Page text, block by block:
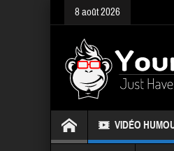
8 août 2026
VIDÉO